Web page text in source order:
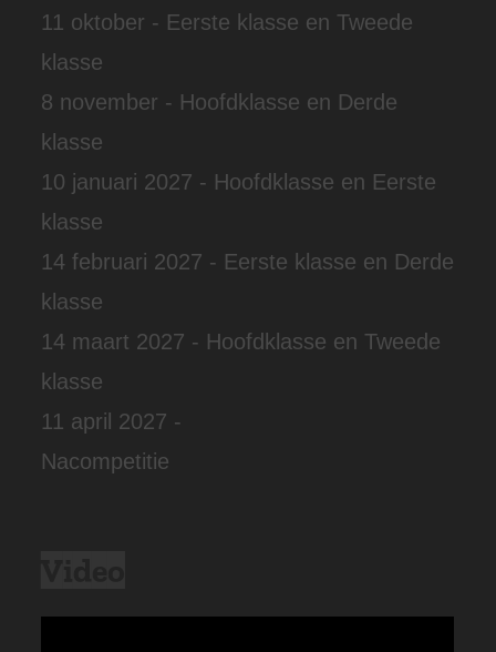
11 oktober - Eerste klasse en Tweede
klasse
8 november - Hoofdklasse en Derde
klasse
10 januari 2027 - Hoofdklasse en Eerste
klasse
14 februari 2027 - Eerste klasse en Derde
klasse
14 maart 2027 - Hoofdklasse en Tweede
klasse
11 april 2027 -
Nacompetitie